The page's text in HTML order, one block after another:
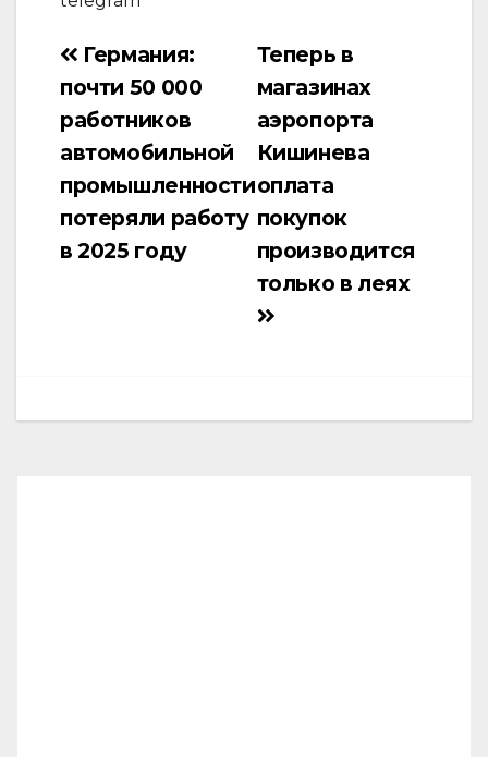
Навигация
по
Теперь в
магазинах
аэропорта
Кишинева
оплата
покупок
производится
только в леях
Германия:
почти 50 000
работников
автомобильной
промышленности
потеряли работу
в 2025 году